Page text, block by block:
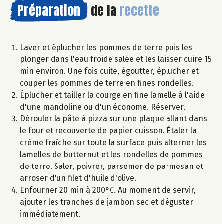
Préparation de la recette
Laver et éplucher les pommes de terre puis les
plonger dans l'eau froide salée et les laisser cuire 15
min environ. Une fois cuite, égoutter, éplucher et
couper les pommes de terre en fines rondelles.
Éplucher et tailler la courge en fine lamelle à l'aide
d'une mandoline ou d'un économe. Réserver.
Dérouler la pâte à pizza sur une plaque allant dans
le four et recouverte de papier cuisson. Étaler la
crème fraîche sur toute la surface puis alterner les
lamelles de butternut et les rondelles de pommes
de terre. Saler, poivrer, parsemer de parmesan et
arroser d'un filet d'huile d'olive.
Enfourner 20 min à 200°C. Au moment de servir,
ajouter les tranches de jambon sec et déguster
immédiatement.